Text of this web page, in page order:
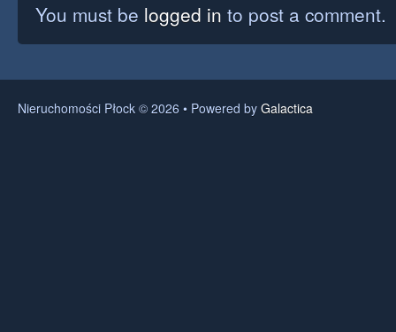
You must be logged in to post a comment.
Nieruchomości Płock © 2026 • Powered by Galactica